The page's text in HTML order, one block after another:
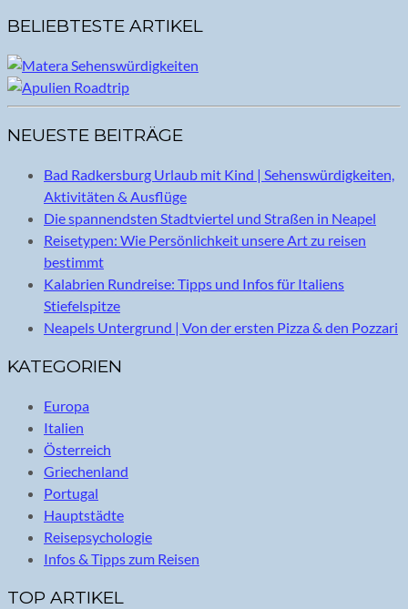
BELIEBTESTE ARTIKEL
NEUESTE BEITRÄGE
Bad Radkersburg Urlaub mit Kind | Sehenswürdigkeiten,
Aktivitäten & Ausflüge
Die spannendsten Stadtviertel und Straßen in Neapel
Reisetypen: Wie Persönlichkeit unsere Art zu reisen
bestimmt
Kalabrien Rundreise: Tipps und Infos für Italiens
Stiefelspitze
Neapels Untergrund | Von der ersten Pizza & den Pozzari
KATEGORIEN
Europa
Italien
Österreich
Griechenland
Portugal
Hauptstädte
Reisepsychologie
Infos & Tipps zum Reisen
TOP ARTIKEL